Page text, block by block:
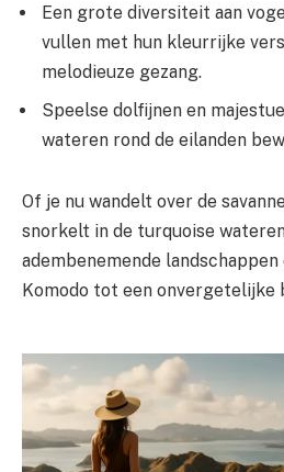
Een grote diversiteit aan
vullen met hun kleurrijke
melodieuze gezang.
Speelse dolfijnen en
wateren rond de eilanden
Of je nu wandelt over de
snorkelt in de turquoise
adembenemende
Komodo tot een onvergetelijke